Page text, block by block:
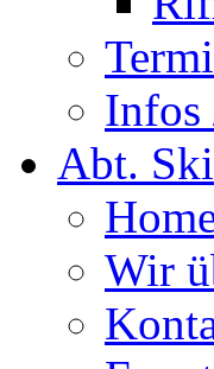
Infos
Abt. Ski
Wir